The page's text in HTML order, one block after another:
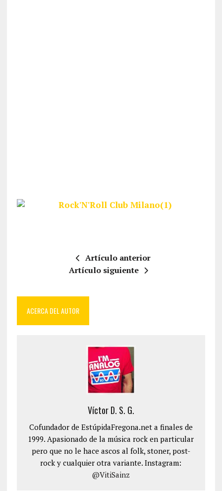
Artículo anterior
Artículo siguiente
ACERCA DEL AUTOR
Víctor D. S. G.
Cofundador de EstúpidaFregona.net a finales de
1999. Apasionado de la música rock en particular
pero que no le hace ascos al folk, stoner, post-
rock y cualquier otra variante. Instagram:
@VitiSainz